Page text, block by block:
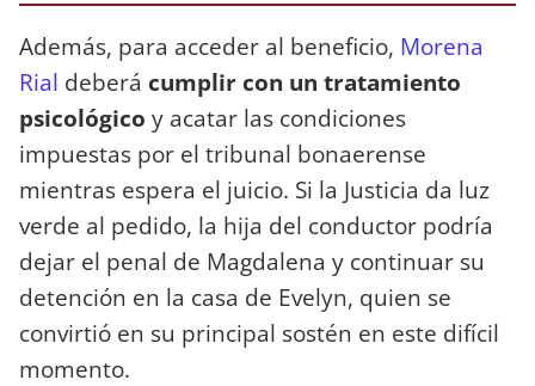
Además, para acceder al beneficio, Morena
Rial deberá cumplir con un tratamiento
psicológico y acatar las condiciones
impuestas por el tribunal bonaerense
mientras espera el juicio. Si la Justicia da luz
verde al pedido, la hija del conductor podría
dejar el penal de Magdalena y continuar su
detención en la casa de Evelyn, quien se
convirtió en su principal sostén en este difícil
momento.